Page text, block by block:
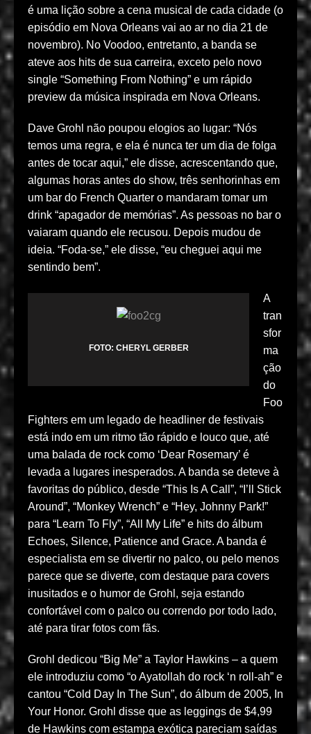
é uma lição sobre a cena musical de cada cidade (o
episódio em Nova Orleans vai ao ar no dia 21 de
novembro). No Voodoo, entretanto, a banda se
ateve aos hits de sua carreira, exceto pelo novo
single “Something From Nothing” e um rápido
preview da música inspirada em Nova Orleans.
Dave Grohl não poupou elogios ao lugar: “Nós
temos uma regra, e ela é nunca ter um dia de folga
antes de tocar aqui,” ele disse, acrescentando que,
algumas horas antes do show, três senhorinhas em
um bar do French Quarter o mandaram tomar um
drink “apagador de memórias”. As pessoas no bar o
vaiaram quando ele recusou. Depois mudou de
ideia. “Foda-se,” ele disse, “eu cheguei aqui me
sentindo bem”.
FOTO: CHERYL GERBER
A
tran
sfor
ma
ção
do
Foo
Fighters em um legado de headliner de festivais
está indo em um ritmo tão rápido e louco que, até
uma balada de rock como ‘Dear Rosemary’ é
levada a lugares inesperados. A banda se deteve à
favoritas do público, desde “This Is A Call”, “I’ll Stick
Around”, “Monkey Wrench” e “Hey, Johnny Park!”
para “Learn To Fly”, “All My Life” e hits do álbum
Echoes, Silence, Patience and Grace. A banda é
especialista em se divertir no palco, ou pelo menos
parece que se diverte, com destaque para covers
inusitados e o humor de Grohl, seja estando
confortável com o palco ou correndo por todo lado,
até para tirar fotos com fãs.
Grohl dedicou “Big Me” a Taylor Hawkins – a quem
ele introduziu como “o Ayatollah do rock ‘n roll-ah” e
cantou “Cold Day In The Sun”, do álbum de 2005, In
Your Honor. Grohl disse que as leggings de $4,99
de Hawkins com estampa exótica pareciam saídas